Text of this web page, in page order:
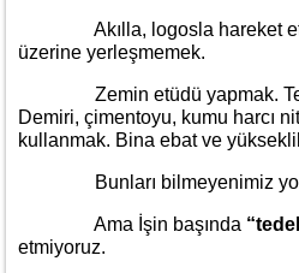
Akılla, logosla hareket
üzerine yerleşmemek.
Zemin etüdü yapmak.
Demiri, çimentoyu, kumu harcı
kullanmak. Bina ebat ve
Bunları bilmeyenimiz yok
Ama İşin başında
etmiyoruz.